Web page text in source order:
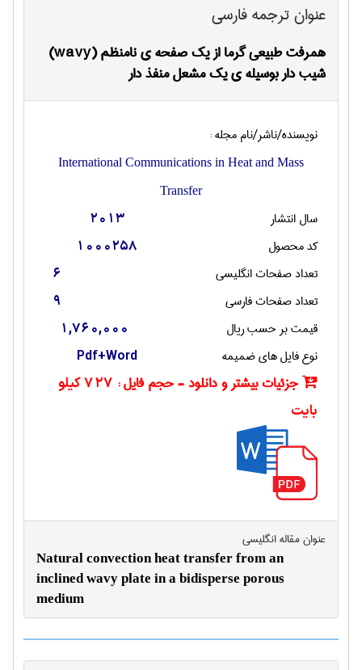
عنوان ترجمه فارسی
همرفت طبیعی گرما از یک صفحه ی نامنظم (wavy)
شیب دار بوسیله ی یک مشعل منفذ دار
نویسنده/ناشر/نام مجله :
International Communications in Heat and Mass
Transfer
سال انتشار 2013
کد محصول 1000258
تعداد صفحات انگليسی 6
تعداد صفحات فارسی 9
قیمت بر حسب ریال 1,760,000
نوع فایل های ضمیمه Pdf+Word
جزئیات بیشتر و دانلود - حجم فایل :
727 کیلو
بایت
عنوان مقاله انگليسی
Natural convection heat transfer from an
inclined wavy plate in a bidisperse porous
medium